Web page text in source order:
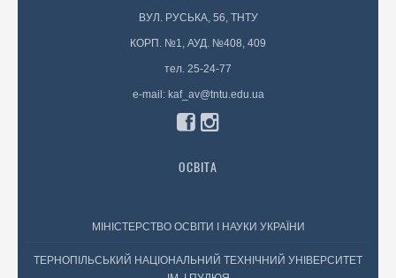
ВУЛ. РУСЬКА, 56, ТНТУ
КОРП. №1, АУД. №408, 409
тел. 25-24-77
e-mail: kaf_av@tntu.edu.ua
ОСВІТА
МІНІСТЕРСТВО ОСВІТИ І НАУКИ УКРАЇНИ
ТЕРНОПІЛЬСЬКИЙ НАЦІОНАЛЬНИЙ ТЕХНІЧНИЙ УНІВЕРСИТЕТ